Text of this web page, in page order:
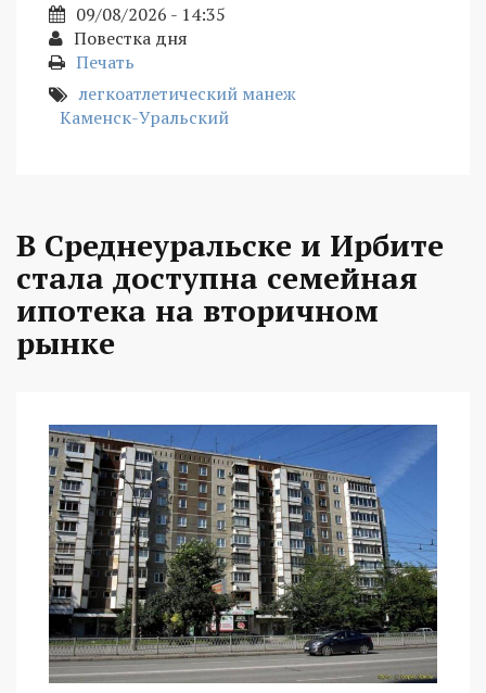
09/08/2026 - 14:35
Повестка дня
Печать
легкоатлетический манеж
Каменск-Уральский
В Среднеуральске и Ирбите
стала доступна семейная
ипотека на вторичном
рынке